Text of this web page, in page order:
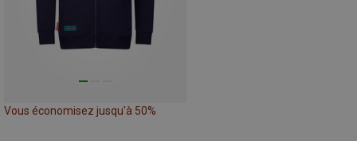
Vous économisez jusqu'à 50%